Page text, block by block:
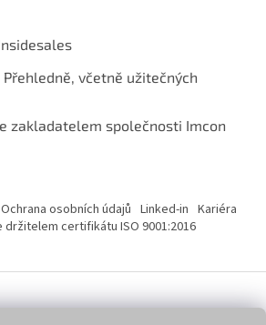
Přehledně, včetně užitečných
zakladatelem společnosti Imcon
Ochrana osobních údajů Linked-in Kariéra
držitelem certifikátu ISO 9001:2016